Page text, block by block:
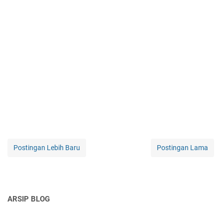
Postingan Lebih Baru Postingan Lama
ARSIP BLOG